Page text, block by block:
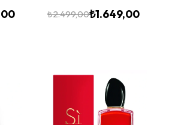
₺2.499,00₺1.649,00